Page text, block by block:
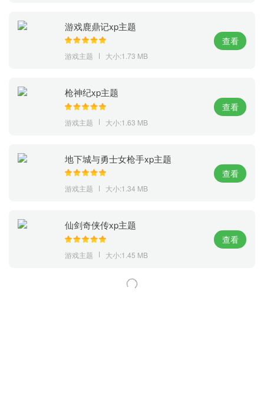
游戏鹿鼎记xp主题
游戏主题 大小:1.73 MB
查看
枪神纪xp主题
游戏主题 大小:1.63 MB
查看
地下城与勇士女枪手xp主题
游戏主题 大小:1.34 MB
查看
仙剑奇侠传xp主题
游戏主题 大小:1.45 MB
查看